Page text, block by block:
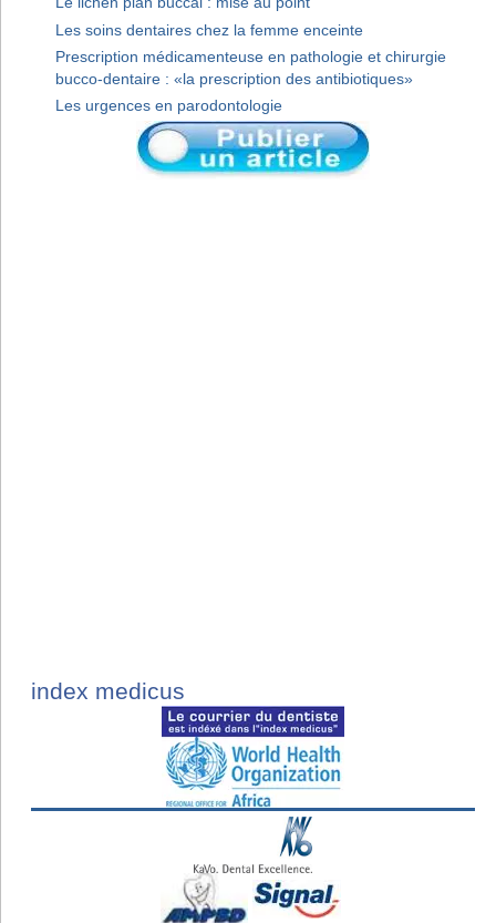
Les soins dentaires chez la femme enceinte
Prescription médicamenteuse en pathologie et chirurgie
bucco-dentaire : «la prescription des antibiotiques»
Les urgences en parodontologie
index medicus